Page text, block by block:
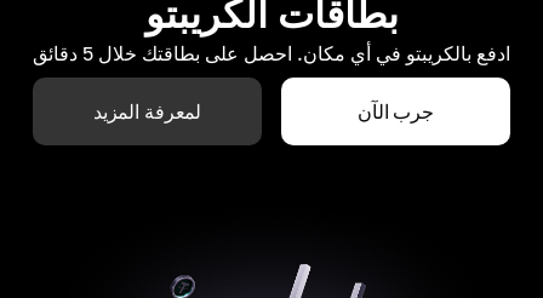
بطاقات الكريبتو
ادفع بالكريبتو في أي مكان. احصل على بطاقتك خلال 5 دقائق
جرب الآن لمعرفة المزيد